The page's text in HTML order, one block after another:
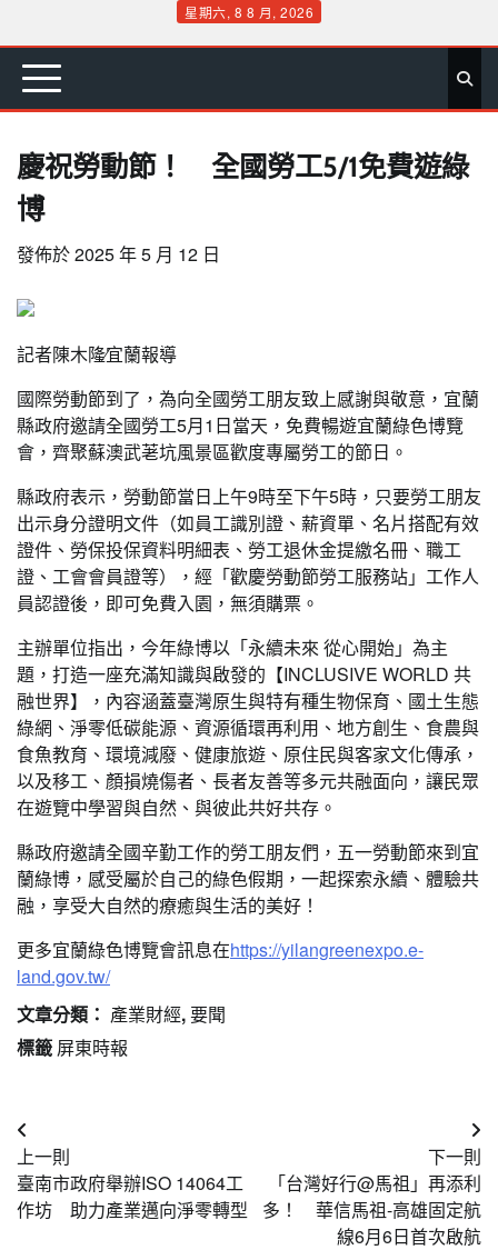
content
星期六, 8 8 月, 2026
首 要 娛 生 社 文 公 運 旅 政 地 專
慶祝勞動節！ 全國勞工5/1免費遊綠
博
發佈於2025 年 5 月 12 日
記者陳木隆∕宜蘭報導
國際勞動節到了，為向全國勞工朋友致上感謝與敬意，宜蘭
縣政府邀請全國勞工5月1日當天，免費暢遊宜蘭綠色博覽
會，齊聚蘇澳武荖坑風景區歡度專屬勞工的節日。
縣政府表示，勞動節當日上午9時至下午5時，只要勞工朋友
出示身分證明文件（如員工識別證、薪資單、名片搭配有效
證件、勞保投保資料明細表、勞工退休金提繳名冊、職工
證、工會會員證等），經「歡慶勞動節勞工服務站」工作人
員認證後，即可免費入園，無須購票。
主辦單位指出，今年綠博以「永續未來 從心開始」為主
題，打造一座充滿知識與啟發的【INCLUSIVE WORLD 共
融世界】，內容涵蓋臺灣原生與特有種生物保育、國土生態
綠網、淨零低碳能源、資源循環再利用、地方創生、食農與
食魚教育、環境減廢、健康旅遊、原住民與客家文化傳承，
以及移工、顏損燒傷者、長者友善等多元共融面向，讓民眾
在遊覽中學習與自然、與彼此共好共存。
縣政府邀請全國辛勤工作的勞工朋友們，五一勞動節來到宜
蘭綠博，感受屬於自己的綠色假期，一起探索永續、體驗共
融，享受大自然的療癒與生活的美好！
更多宜蘭綠色博覽會訊息在https://yilangreenexpo.e-
land.gov.tw/
文章分類： 產業財經,要聞
標籤 屏東時報
文
章
導
上一則
臺南市政府舉辦ISO 14064工
作坊 助力產業邁向淨零轉型
下一則
「台灣好行@馬祖」再添利
多！ 華信馬祖-高雄固定航
線6月6日首次啟航